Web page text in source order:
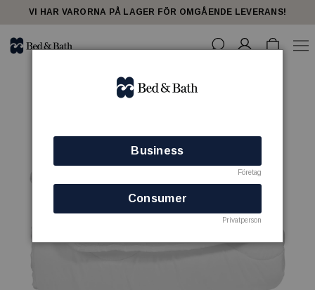
VI HAR VARORNA PÅ LAGER FÖR OMGÅENDE LEVERANS!
Business
Företag
Consumer
Privatperson